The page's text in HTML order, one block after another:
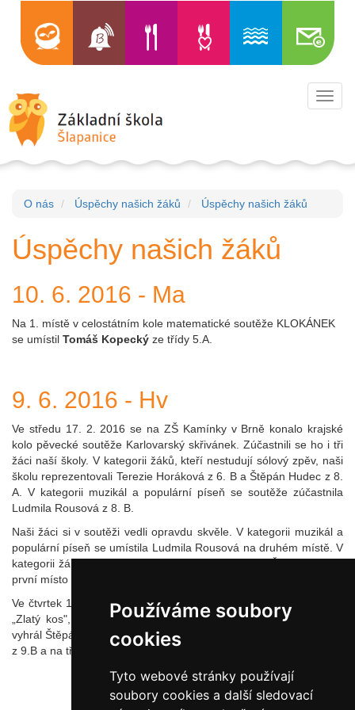
Používáme soubory
cookies
Tyto webové stránky používají
soubory cookies a další sledovací
O nás Úspěchy našich žáků Úspěchy našich žáků
Úspěchy našich žáků
10. 6. 2016 - Ma
Na 1. místě v celostátním kole matematické soutěže KLOKÁNEK
se umístil Tomáš Kopecký ze třídy 5.A.
9. 6. 2016 - Hv
Ve středu 17. 2. 2016 se na ZŠ Kamínky v Brně konalo krajské
kolo pěvecké soutěže Karlovarský skřivánek. Zúčastnili se ho i tři
žáci naší školy. V kategorii žáků, kteří nestudují sólový zpěv, naši
školu reprezentovali Terezie Horáková z 6. B a Štěpán Hudec z 8.
A. V kategorii muzikál a populární píseň se soutěže zúčastnila
Ludmila Rousová z 8. B.
Naši žáci si v soutěži vedli opravdu skvěle. V kategorii muzikál a
populární píseň se umístila Ludmila Rousová na druhém místě. V
kategorii žáků, kteří nestudují sólový zpěv, obsadil Štěpán Hudec
první místo a postoupil do celostátního kola do Karlových Varů.
Ve čtvrtek 18.2.2016 se na naší škole konalo školní kolo soutěže
„Zlatý kos", které se zúčastnili žáci 6. - 9. ročníků. První místo
vyhrál Štěpán Hudec z 8.A, druhé místo získala Kateřina Naušová
z 9.B a na třetím místě skončila Kateřina Vašinová z 8.B.